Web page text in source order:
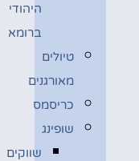
היהודי
ברומא
טיולים
מאורגנים
כריסמס
שופינג
שווקים